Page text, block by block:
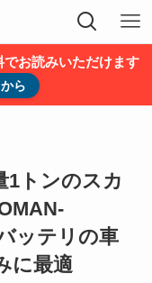
お読みいただけます
ら
1トンのスカ
ッテリの車
に最適